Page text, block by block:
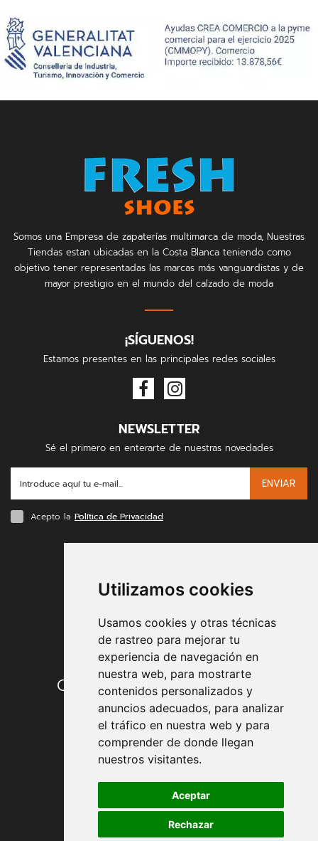
Utilizamos cookies
Usamos cookies y otras técnicas
de rastreo para mejorar tu
experiencia de navegación en
nuestra web, para mostrarte
contenidos personalizados y
anuncios adecuados, para analizar
el tráfico en nuestra web y para
comprender de donde llegan
nuestros visitantes.
Aceptar
Rechazar
Somos una Empresa de zapaterías multimarca de moda, Nuestras
Tiendas estan ubicadas en la Costa Blanca teniendo como
objetivo tener representadas las marcas más vanguardistas y de
mayor prestigio en el mundo del calzado de moda
¡SÍGUENOS!
Estamos presentes en las principales redes sociales
NEWSLETTER
Sé el primero en enterarte de nuestras novedades
ENVIAR
Acepto la Política de Privacidad
Condiciones de contratación
Envío y entrega
Devoluciones
Formas de pago
Política de Privacidad